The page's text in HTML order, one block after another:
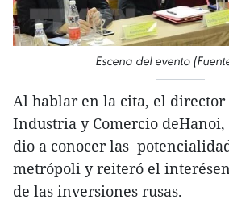
Escena del evento
Al hablar en la cita, el director
Industria y Comercio deHanoi,
dio a conocer las
metrópoli y reiteró el
de las inversiones rusas.